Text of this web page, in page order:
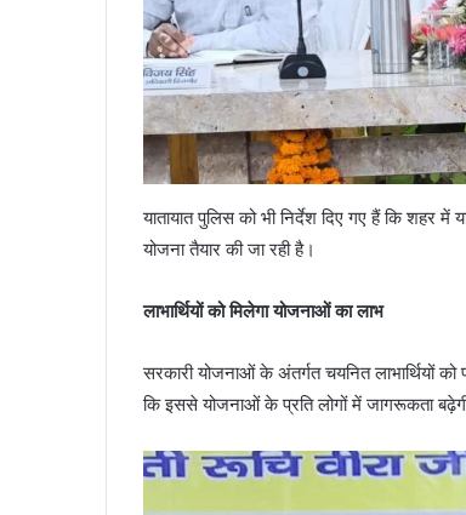
यातायात पुलिस को भी निर्देश दिए गए हैं कि शहर
योजना तैयार की जा रही है।
लाभार्थियों को मिलेगा योजनाओं का लाभ
सरकारी योजनाओं के अंतर्गत चयनित लाभार्थियों
कि इससे योजनाओं के प्रति लोगों में जागरूकता बढ़ेगी